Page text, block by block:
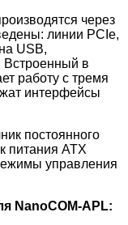
через
линии PCIe,
USB,
Встроенный в
работу с тремя
интерфейсы
постоянного
питания ATX
управления
NanoCOM-APL: